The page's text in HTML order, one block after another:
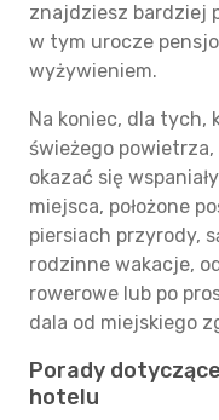
znajdziesz bardziej
w tym urocze
wyżywieniem.
Na koniec, dla tych,
świeżego
okazać się
miejsca, położone
piersiach przyrody,
rodzinne wakacje,
rowerowe lub po
dala od miejskiego
Porady
hotelu